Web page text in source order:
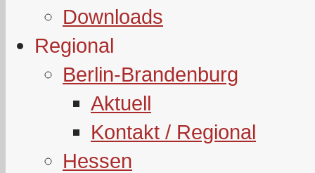
Downloads
Regional
Berlin-Brandenburg
Aktuell
Kontakt / Regional
Hessen